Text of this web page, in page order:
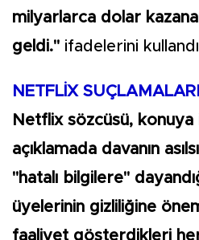
milyarlarca dolar
geldi." ifadelerini
NETFLİX
Netflix sözcüsü, konuya
açıklamada davanın
"hatalı bilgilere"
üyelerinin gizliliğine
faaliyet gösterdikleri